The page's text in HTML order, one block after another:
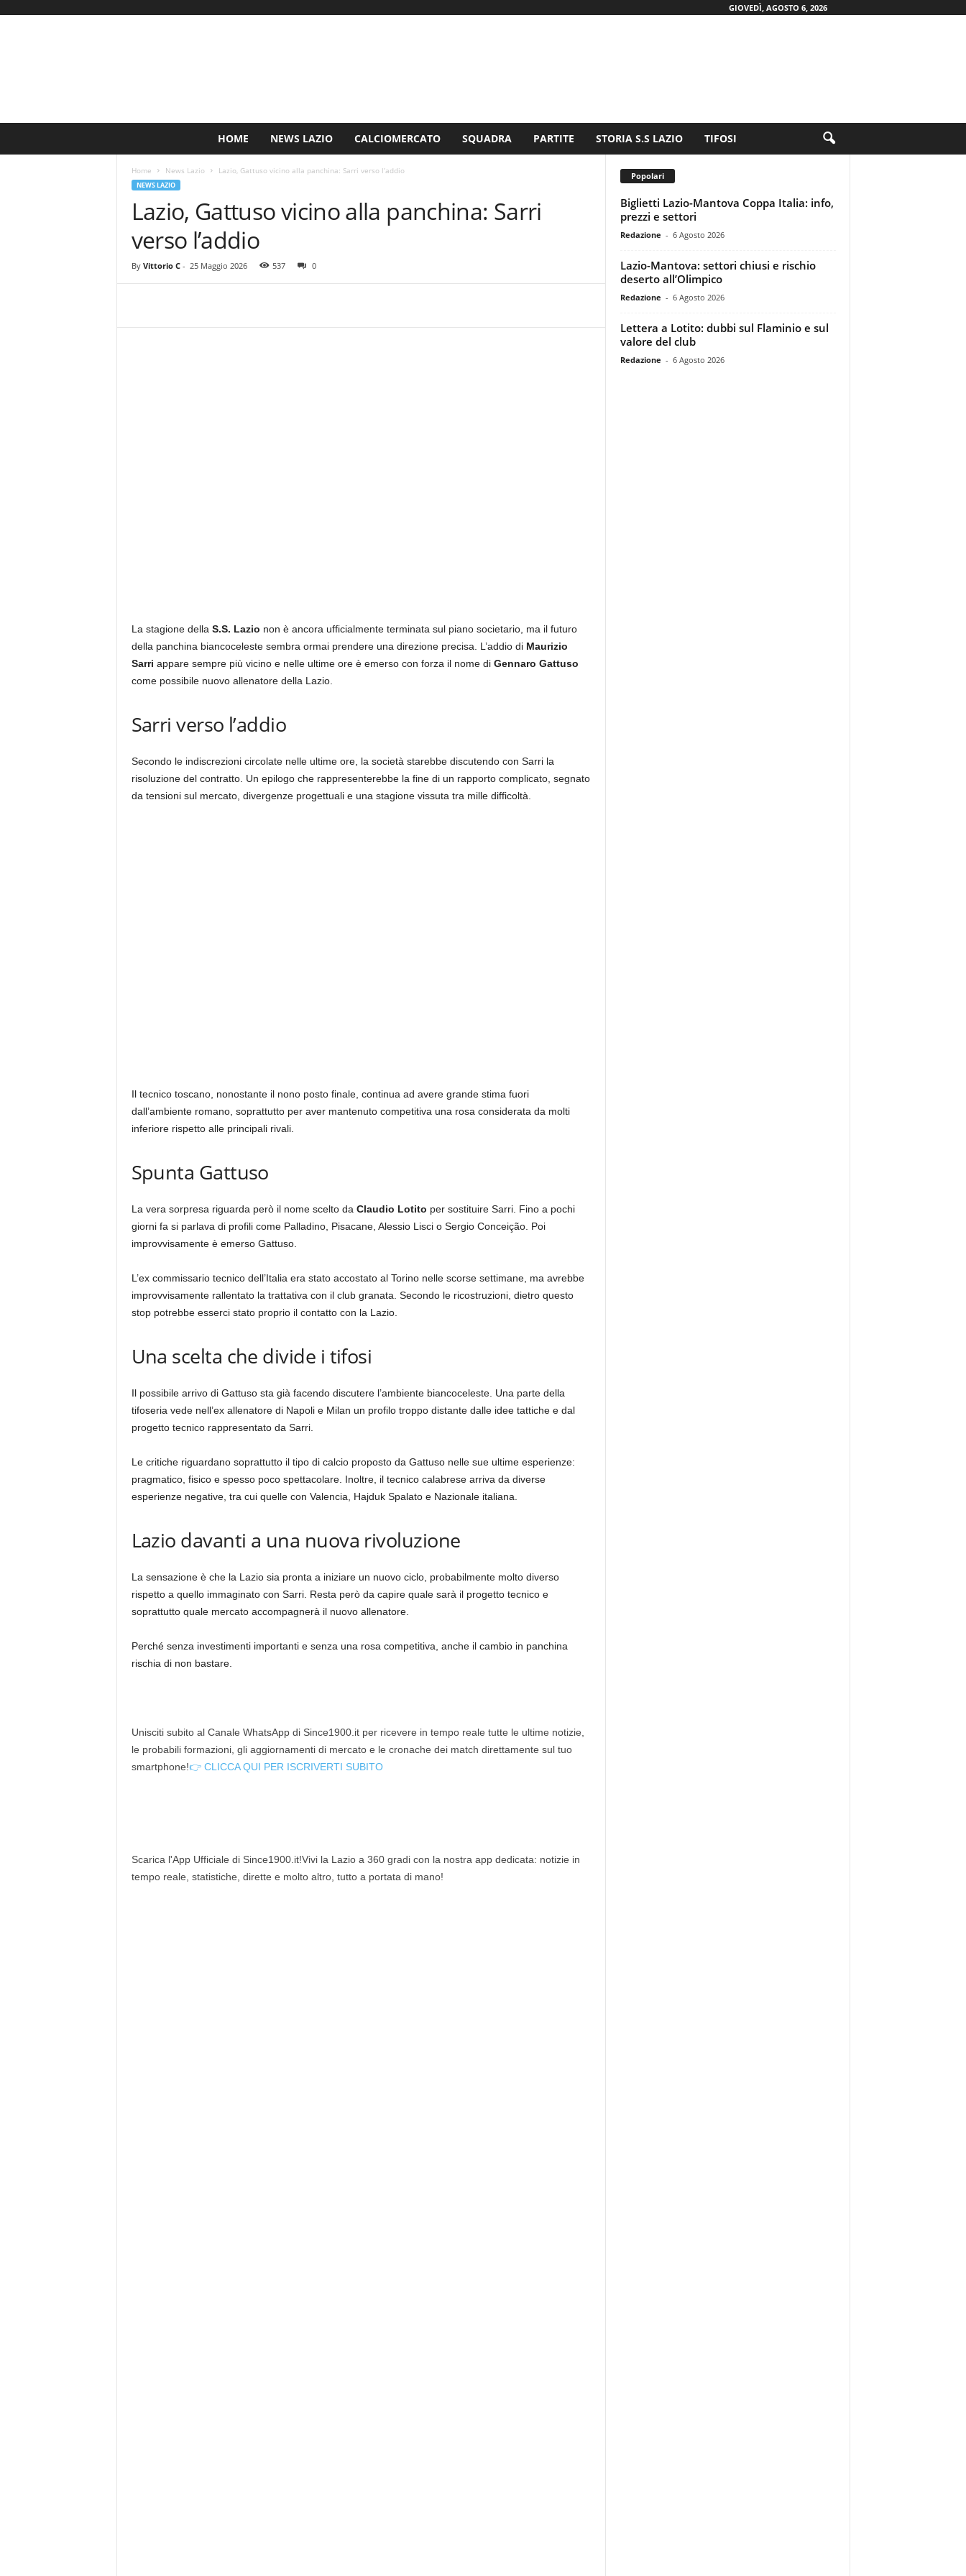
GIOVEDÌ, AGOSTO 6, 2026
HOME NEWS LAZIO CALCIOMERCATO SQUADRA PARTITE STORIA S.S LAZIO TIFOSI
Home News Lazio Lazio, Gattuso vicino alla panchina: Sarri verso l’addio
NEWS LAZIO
Lazio, Gattuso vicino alla panchina: Sarri
verso l’addio
By Vittorio C- 25 Maggio 2026 537 0
La stagione della S.S. Lazio non è ancora ufficialmente terminata sul piano societario, ma il futuro
della panchina biancoceleste sembra ormai prendere una direzione precisa. L’addio di Maurizio
Sarri appare sempre più vicino e nelle ultime ore è emerso con forza il nome di Gennaro Gattuso
come possibile nuovo allenatore della Lazio.
Sarri verso l’addio
Secondo le indiscrezioni circolate nelle ultime ore, la società starebbe discutendo con Sarri la
risoluzione del contratto. Un epilogo che rappresenterebbe la fine di un rapporto complicato, segnato
da tensioni sul mercato, divergenze progettuali e una stagione vissuta tra mille difficoltà.
Il tecnico toscano, nonostante il nono posto finale, continua ad avere grande stima fuori
dall’ambiente romano, soprattutto per aver mantenuto competitiva una rosa considerata da molti
inferiore rispetto alle principali rivali.
Spunta Gattuso
La vera sorpresa riguarda però il nome scelto da Claudio Lotito per sostituire Sarri. Fino a pochi
giorni fa si parlava di profili come Palladino, Pisacane, Alessio Lisci o Sergio Conceição. Poi
improvvisamente è emerso Gattuso.
L’ex commissario tecnico dell’Italia era stato accostato al Torino nelle scorse settimane, ma avrebbe
improvvisamente rallentato la trattativa con il club granata. Secondo le ricostruzioni, dietro questo
stop potrebbe esserci stato proprio il contatto con la Lazio.
Una scelta che divide i tifosi
Il possibile arrivo di Gattuso sta già facendo discutere l’ambiente biancoceleste. Una parte della
tifoseria vede nell’ex allenatore di Napoli e Milan un profilo troppo distante dalle idee tattiche e dal
progetto tecnico rappresentato da Sarri.
Le critiche riguardano soprattutto il tipo di calcio proposto da Gattuso nelle sue ultime esperienze:
pragmatico, fisico e spesso poco spettacolare. Inoltre, il tecnico calabrese arriva da diverse
esperienze negative, tra cui quelle con Valencia, Hajduk Spalato e Nazionale italiana.
Lazio davanti a una nuova rivoluzione
La sensazione è che la Lazio sia pronta a iniziare un nuovo ciclo, probabilmente molto diverso
rispetto a quello immaginato con Sarri. Resta però da capire quale sarà il progetto tecnico e
soprattutto quale mercato accompagnerà il nuovo allenatore.
Perché senza investimenti importanti e senza una rosa competitiva, anche il cambio in panchina
rischia di non bastare.
Unisciti subito al Canale WhatsApp di Since1900.it per ricevere in tempo reale tutte le ultime notizie,
le probabili formazioni, gli aggiornamenti di mercato e le cronache dei match direttamente sul tuo
smartphone!👉 CLICCA QUI PER ISCRIVERTI SUBITO
Scarica l'App Ufficiale di Since1900.it!Vivi la Lazio a 360 gradi con la nostra app dedicata: notizie in
tempo reale, statistiche, dirette e molto altro, tutto a portata di mano!
Popolari
Biglietti Lazio-Mantova Coppa Italia: info,
prezzi e settori
Redazione - 6 Agosto 2026
Lazio-Mantova: settori chiusi e rischio
deserto all’Olimpico
Redazione - 6 Agosto 2026
Lettera a Lotito: dubbi sul Flaminio e sul
valore del club
Redazione - 6 Agosto 2026